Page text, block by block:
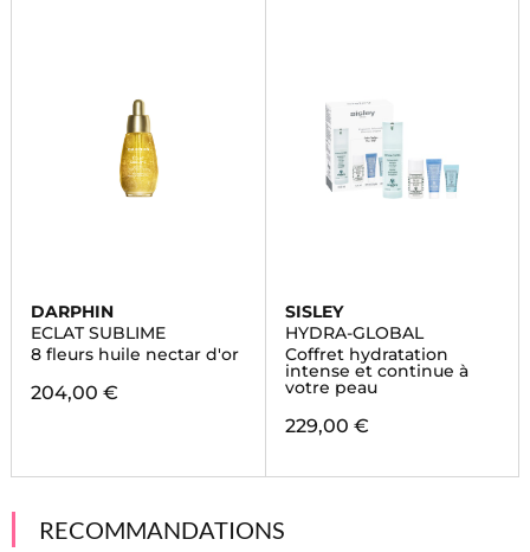
DARPHIN
ECLAT SUBLIME
8 fleurs huile nectar d'or
204,00 €
SISLEY
HYDRA-GLOBAL
Coffret hydratation
intense et continue à
votre peau
229,00 €
RECOMMANDATIONS